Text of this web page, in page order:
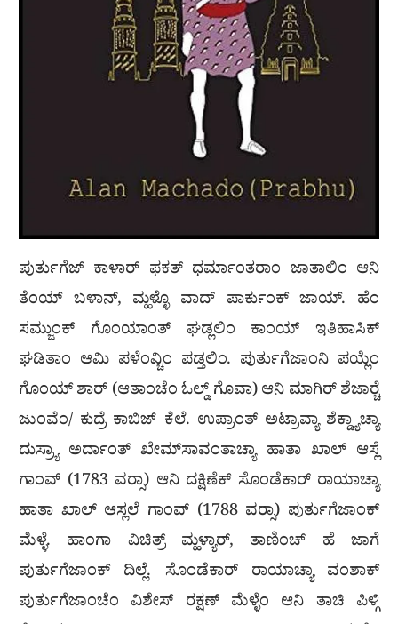
ಪುರ್ತುಗೆಜ್ ಕಾಳಾರ್ ಫಕತ್ ಧರ್ಮಾಂತರಾಂ ಜಾತಾಲಿಂ ಆನಿ
ತೆಂಯ್ ಬಳಾನ್, ಮ್ಹಳ್ಳೊ ವಾದ್ ಪಾರ್ಕುಂಕ್ ಜಾಯ್. ಹೆಂ
ಸಮ್ಜುಂಕ್ ಗೊಂಯಾಂತ್ ಘಡ್ಲಲಿಂ ಕಾಂಯ್ ಇತಿಹಾಸಿಕ್
ಘಡಿತಾಂ ಆಮಿ ಪಳೆಂವ್ಚಿಂ ಪಡ್ತಲಿಂ. ಪುರ್ತುಗೆಜಾಂನಿ ಪಯ್ಲೆಂ
ಗೊಂಯ್ ಶಾರ್ (ಆತಾಂಚೆಂ ಓಲ್ಡ್ ಗೊವಾ) ಆನಿ ಮಾಗಿರ್ ಶೆಜಾರ್‍ಚೆ
ಜುಂವೆಂ/ ಕುದ್ರೆ ಕಾಬಿಜ್ ಕೆಲೆ. ಉಪ್ರಾಂತ್ ಅಟ್ರಾವ್ಯಾ ಶೆಕ್ಡ್ಯಾಚ್ಯಾ
ದುಸ್ರ್ಯಾ ಅರ್ದಾಂತ್ ಖೇಮ್‍ಸಾವಂತಾಚ್ಯಾ ಹಾತಾ ಖಾಲ್ ಆಸ್ಲೆ
ಗಾಂವ್ (1783 ವರ್‍ಸಾ) ಆನಿ ದಕ್ಷಿಣೆಕ್ ಸೊಂಡೆಕಾರ್ ರಾಯಾಚ್ಯಾ
ಹಾತಾ ಖಾಲ್ ಆಸ್ಲಲೆ ಗಾಂವ್ (1788 ವರ್‍ಸಾ) ಪುರ್ತುಗೆಜಾಂಕ್
ಮೆಳ್ಳೆ. ಹಾಂಗಾ ವಿಚಿತ್ರ್ ಮ್ಹಳ್ಯಾರ್, ತಾಣಿಂಚ್ ಹೆ ಜಾಗೆ
ಪುರ್ತುಗೆಜಾಂಕ್ ದಿಲ್ಲೆ. ಸೊಂಡೆಕಾರ್ ರಾಯಾಚ್ಯಾ ವಂಶಾಕ್
ಪುರ್ತುಗೆಜಾಂಚೆಂ ವಿಶೇಸ್ ರಕ್ಷಣ್ ಮೆಳ್ಳೆಂ ಆನಿ ತಾಚಿ ಪಿಳ್ಗಿ